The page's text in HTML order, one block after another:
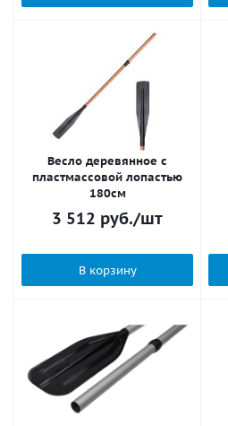
Весло деревянное с
пластмассовой лопастью
180см
3 512 руб./шт
В корзину